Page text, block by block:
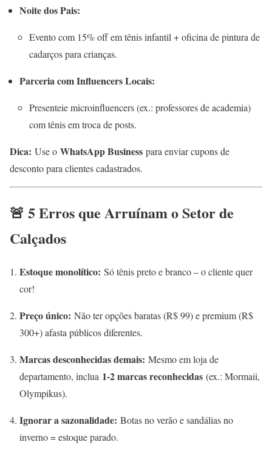
Noite dos Pais:
Evento com 15% off em tênis infantil + oficina de pintura de
cadarços para crianças.
Parceria com Influencers Locais:
Presenteie microinfluencers (ex.: professores de academia)
com tênis em troca de posts.
Dica: Use o WhatsApp Business para enviar cupons de
desconto para clientes cadastrados.
🚨 5 Erros que Arruínam o Setor de
Calçados
Estoque monolítico: Só tênis preto e branco – o cliente quer
cor!
Preço único: Não ter opções baratas (R$ 99) e premium (R$
300+) afasta públicos diferentes.
Marcas desconhecidas demais: Mesmo em loja de
departamento, inclua 1-2 marcas reconhecidas (ex.: Mormaii,
Olympikus).
Ignorar a sazonalidade: Botas no verão e sandálias no
inverno = estoque parado.